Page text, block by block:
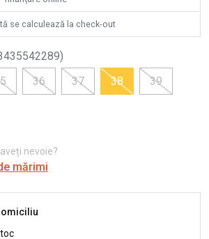
se calculează la check-out
)
36 37 38 39
nevoie?
mărimi